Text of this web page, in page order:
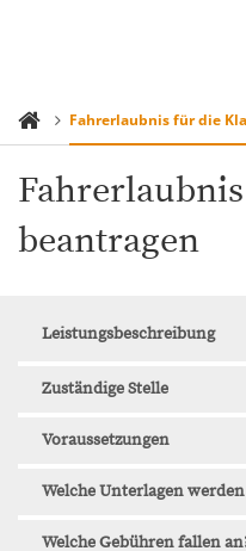
Fahrerlaubnis für die
beantragen
Leistungsbeschreibung
Zuständige Stelle
Voraussetzungen
Welche Unterlagen
Welche Gebühren fallen